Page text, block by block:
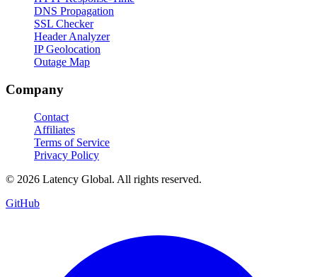
DNS Propagation
SSL Checker
Header Analyzer
IP Geolocation
Outage Map
Company
Contact
Affiliates
Terms of Service
Privacy Policy
© 2026 Latency Global. All rights reserved.
GitHub